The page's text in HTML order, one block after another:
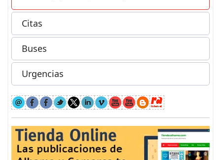
Citas
Buses
Urgencias